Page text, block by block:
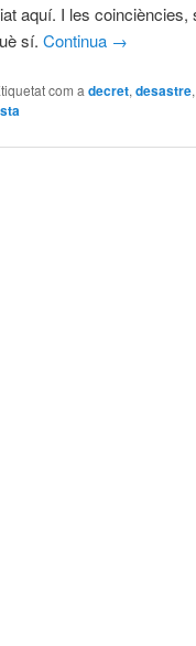
aquí. I les coinciències,
sí.Continua →
com a decret,desastre